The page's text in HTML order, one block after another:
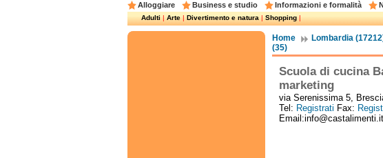
Alloggiare Business e studio Informazioni e formalità
Adulti|Arte|Divertimento e natura|Shopping|
Home Lombardia
(35)
Scuola di cucina
marketing
via Serenissima 5,
Tel: Registrati Fax:
Email:info@castalimenti.it